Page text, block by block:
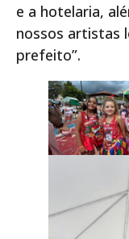
e a hotelaria,
nossos artistas
prefeito”.